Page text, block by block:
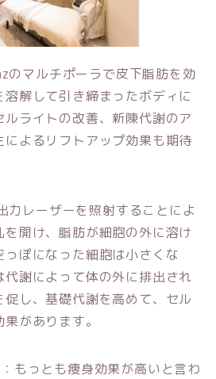
のマルチポーラで皮下脂肪を効
解して引き締まったボディに
ライトの改善、新陳代謝のア
によるリフトアップ効果も期待
力レーザーを照射することによ
を開け、脂肪が細胞の外に溶け
ぽになった細胞は小さくな
代謝によって体の外に排出され
し、基礎代謝を高めて、セル
があります。
もっとも痩身効果が高いと言わ